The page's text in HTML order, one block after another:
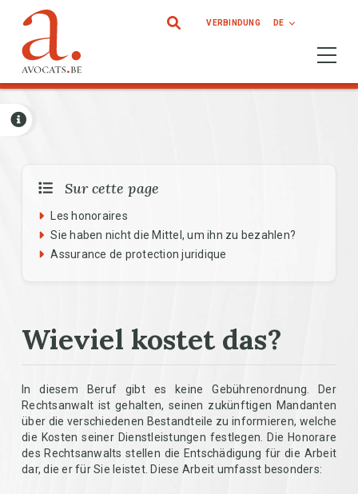
Direkt zum Inhalt
Ouvrir
VERBINDUNG DE
Sur cette page
Les honoraires
Sie haben nicht die Mittel, um ihn zu bezahlen?
Assurance de protection juridique
Wieviel kostet das?
In diesem Beruf gibt es keine Gebührenordnung. Der
Rechtsanwalt ist gehalten, seinen zukünftigen Mandanten
über die verschiedenen Bestandteile zu informieren, welche
die Kosten seiner Dienstleistungen festlegen. Die Honorare
des Rechtsanwalts stellen die Entschädigung für die Arbeit
dar, die er für Sie leistet. Diese Arbeit umfasst besonders: